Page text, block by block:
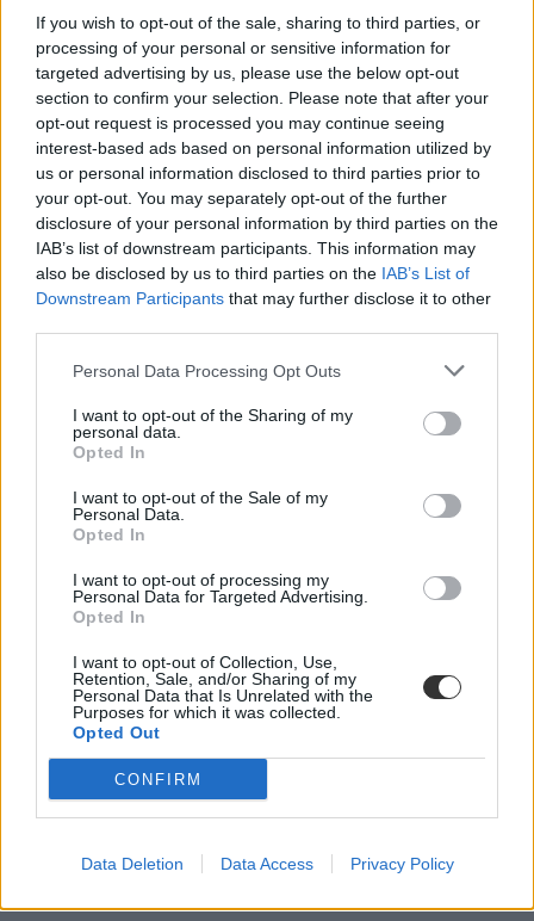
If you wish to opt-out of the sale, sharing to third parties, or
processing of your personal or sensitive information for
targeted advertising by us, please use the below opt-out
section to confirm your selection. Please note that after your
opt-out request is processed you may continue seeing
interest-based ads based on personal information utilized by
us or personal information disclosed to third parties prior to
your opt-out. You may separately opt-out of the further
disclosure of your personal information by third parties on the
IAB’s list of downstream participants. This information may
also be disclosed by us to third parties on the IAB’s List of
Downstream Participants that may further disclose it to other
Personal Data Processing Opt Outs
I want to opt-out of the Sharing of my
personal data.
Opted In
I want to opt-out of the Sale of my
Personal Data.
Opted In
I want to opt-out of processing my
Personal Data for Targeted Advertising.
Opted In
I want to opt-out of Collection, Use,
Retention, Sale, and/or Sharing of my
Personal Data that Is Unrelated with the
Purposes for which it was collected.
Opted Out
CONFIRM
Data Deletion Data Access Privacy Policy
Kent State University
Hozzászólások
Hana György: „Méltóságot, tekintélyt kell adni az
oktatásról szóló közbeszédnek”
Az új kormány az elődökétől merőben eltérő kommunikációs
stratégiával kezdte meg működését. Az egyes minisztériumok
szintjére kiterjesztett hiperaktivitás érezhetően felszabadulást,
optimizmust ébresztett és éltet. Különösen az olyan, korábban porig
alázott ágazatban, mint az oktatás. Ám pontosan ez a lendület az,
ami egy újabb megkerülhetetlen kihívást is előtérbe rántott: az
„kényszerét”. Ennek, az amúgy pozitív stressznek a kezeléséhez
igyekszem az alábbiakban szempontokat adni. Hana György
humánökológus, közoktatási vezető véleménycikke.
Közoktatás
Vendégszerző
vállalhatnak diákmunkát – több mint százezer
levelezős hallgatót érinthet a szabály
„Szinte bárhol voltam állásinterjún, mikor megtudták, hogy levelező
tagozatos hallgató vagyok, egyből húzni kezdték a szájukat” –
számolt be tapasztalatairól az Eduline-nak egy egyetemista. Példája
azonban korántsem egyedi: több levelezős hallgató számolt be
Campus life